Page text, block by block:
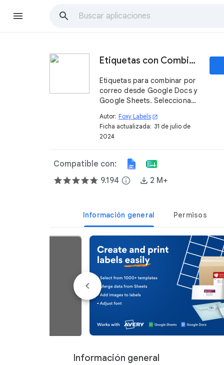
Etiquetas con Combinación de Correspondencia
Etiquetas para combinar por
correo desde Google Docs y
Google Sheets. Selecciona
compatibles con Avery® y
otros proveedores de
etiquetas
Autor: Foxy Labels open_in_new
Ficha actualizada: 31 de julio de
2024
Compatible con:
9.194 info 2 M+
Información general Permisos
Información general